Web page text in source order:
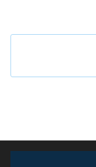
Что будет